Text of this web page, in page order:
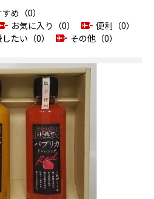
すめ（0）
お気に入り（0）
便利（0）
たい（0） その他（0）